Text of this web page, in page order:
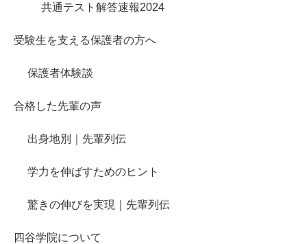
共通テスト解答速報2024
受験生を支える保護者の方へ
保護者体験談
合格した先輩の声
出身地別｜先輩列伝
学力を伸ばすためのヒント
驚きの伸びを実現｜先輩列伝
四谷学院について